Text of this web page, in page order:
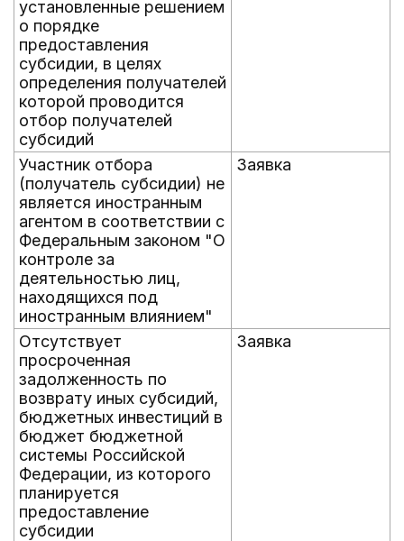
установленные решением
о порядке
предоставления
субсидии, в целях
определения получателей
которой проводится
отбор получателей
субсидий
Участник отбора
(получатель субсидии) не
является иностранным
агентом в соответствии с
Федеральным законом "О
контроле за
деятельностью лиц,
находящихся под
иностранным влиянием"
Заявка
Отсутствует
просроченная
задолженность по
возврату иных субсидий,
бюджетных инвестиций в
бюджет бюджетной
системы Российской
Федерации, из которого
планируется
предоставление
субсидии
Заявка